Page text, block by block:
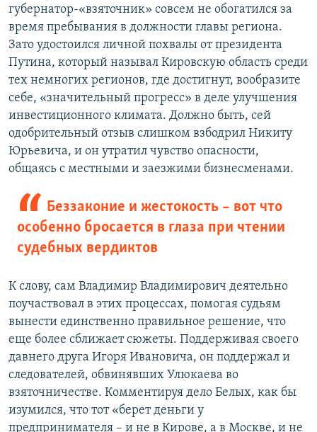
губернатор-«взяточник» совсем не обогатился за
время пребывания в должности главы региона.
Зато удостоился личной похвалы от президента
Путина, который называл Кировскую область среди
тех немногих регионов, где достигнут, вообразите
себе, «значительный прогресс» в деле улучшения
инвестиционного климата. Должно быть, сей
одобрительный отзыв слишком взбодрил Никиту
Юрьевича, и он утратил чувство опасности,
общаясь с местными и заезжими бизнесменами.
Беззаконие и жестокость – вот что
особенно бросается в глаза при чтении
судебных вердиктов
К слову, сам Владимир Владимирович деятельно
поучаствовал в этих процессах, помогая судьям
вынести единственно правильное решение, что
еще более сближает сюжеты. Поддерживая своего
давнего друга Игоря Ивановича, он поддержал и
следователей, обвинявших Улюкаева во
взяточничестве. Комментируя дело Белых, как бы
изумился, что тот «берет деньги у
предпринимателя – и не в Кирове, а в Москве, и не